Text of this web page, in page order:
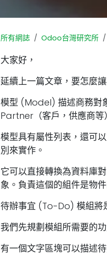
所有網誌 Odoo台灣研究所
大家好，
延續上一篇文章，要怎麼
模型 (Model) 描述商務
Partner（客戶，供應商等
模型具有屬性列表，還可
別來實作。
它可以直接轉換為資料庫
象。負責這個的組件是物
待辦事宜 (To-Do) 模組將
我們先規劃模組所需要的功
有一個文字區塊可以描述